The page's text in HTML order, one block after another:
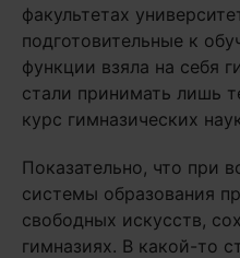
факультетах
подготовительные к
функции взяла на себя
стали принимать лишь
курс гимназических
Показательно, что при
системы образования
свободных искусств,
гимназиях. В какой-то